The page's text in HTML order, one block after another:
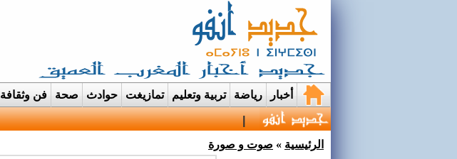
أخبار رياضة تربية وتعليم تمازيغت حوادث صحة فن وثقافة
قرية إيمي نواسيف بتارودانت تتحول الى عرس |
الرئيسية » صوت و صورة